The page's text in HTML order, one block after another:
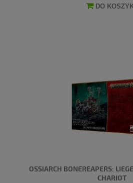
DO
OSSIARCH BONEREAPERS:
CHARIOT